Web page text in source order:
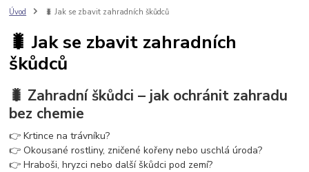
Úvod 🐛 Jak se zbavit zahradních škůdců
🐛 Jak se zbavit zahradních
škůdců
🐛 Zahradní škůdci – jak ochránit zahradu
bez chemie
👉 Krtince na trávníku?
👉 Okousané rostliny, zničené kořeny nebo uschlá úroda?
👉 Hraboši, hryzci nebo další škůdci pod zemí?